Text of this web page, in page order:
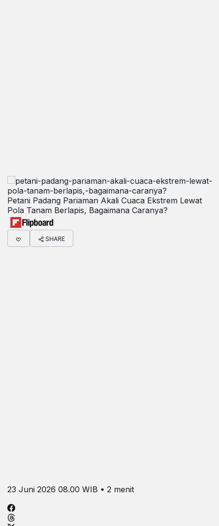
Petani Padang Pariaman Akali Cuaca Ekstrem Lewat
Pola Tanam Berlapis, Bagaimana Caranya?
SHARE
23 Juni 2026 08.00 WIB • 2 menit